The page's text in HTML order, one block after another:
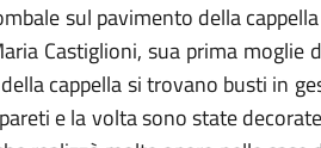
sul pavimento della
Castiglioni, sua prima moglie
cappella si trovano busti in
e la volta sono state